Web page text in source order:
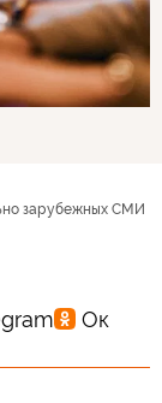
зарубежных СМИ